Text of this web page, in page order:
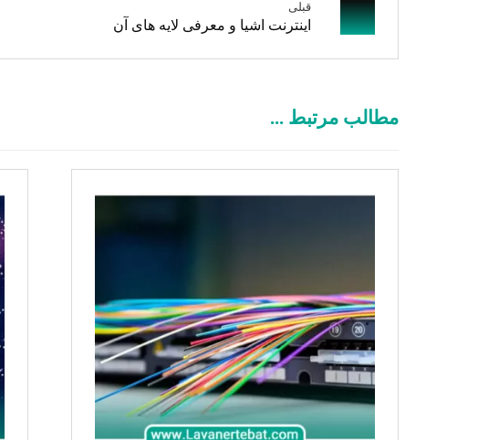
قبلی
اینترنت اشیا و معرفی لایه های آن
مطالب مرتبط ...